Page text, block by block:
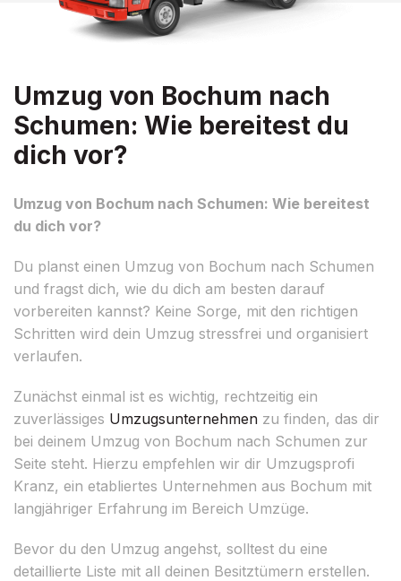
Umzug von Bochum nach
Schumen: Wie bereitest du
dich vor?
Umzug von Bochum nach Schumen: Wie bereitest
du dich vor?
Du planst einen Umzug von Bochum nach Schumen
und fragst dich, wie du dich am besten darauf
vorbereiten kannst? Keine Sorge, mit den richtigen
Schritten wird dein Umzug stressfrei und organisiert
verlaufen.
Zunächst einmal ist es wichtig, rechtzeitig ein
zuverlässiges Umzugsunternehmen zu finden, das dir
bei deinem Umzug von Bochum nach Schumen zur
Seite steht. Hierzu empfehlen wir dir Umzugsprofi
Kranz, ein etabliertes Unternehmen aus Bochum mit
langjähriger Erfahrung im Bereich Umzüge.
Bevor du den Umzug angehst, solltest du eine
detaillierte Liste mit all deinen Besitztümern erstellen.